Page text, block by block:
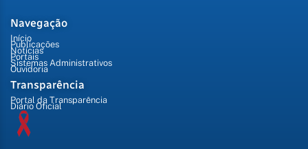
Navegação
Início
Publicações
Notícias
Portais
Sistemas Administrativos
Ouvidoria
Transparência
Portal da Transparência
Diário Oficial